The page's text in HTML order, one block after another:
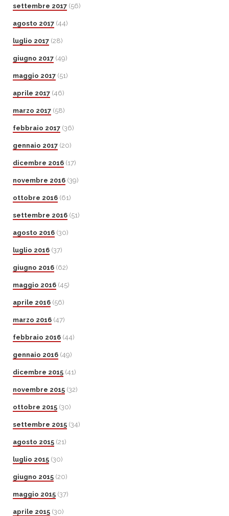
settembre 2017 (56)
agosto 2017 (44)
luglio 2017 (28)
giugno 2017 (49)
maggio 2017 (51)
aprile 2017 (46)
marzo 2017 (58)
febbraio 2017 (36)
gennaio 2017 (20)
dicembre 2016 (17)
novembre 2016 (39)
ottobre 2016 (61)
settembre 2016 (51)
agosto 2016 (30)
luglio 2016 (37)
giugno 2016 (62)
maggio 2016 (45)
aprile 2016 (56)
marzo 2016 (47)
febbraio 2016 (44)
gennaio 2016 (49)
dicembre 2015 (41)
novembre 2015 (32)
ottobre 2015 (30)
settembre 2015 (34)
agosto 2015 (21)
luglio 2015 (30)
giugno 2015 (20)
maggio 2015 (37)
aprile 2015 (30)